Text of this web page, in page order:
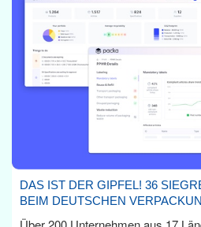
DAS IST DER GIPFEL! 36
BEIM DEUTSCHEN